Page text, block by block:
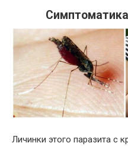
Личинки этого паразита с